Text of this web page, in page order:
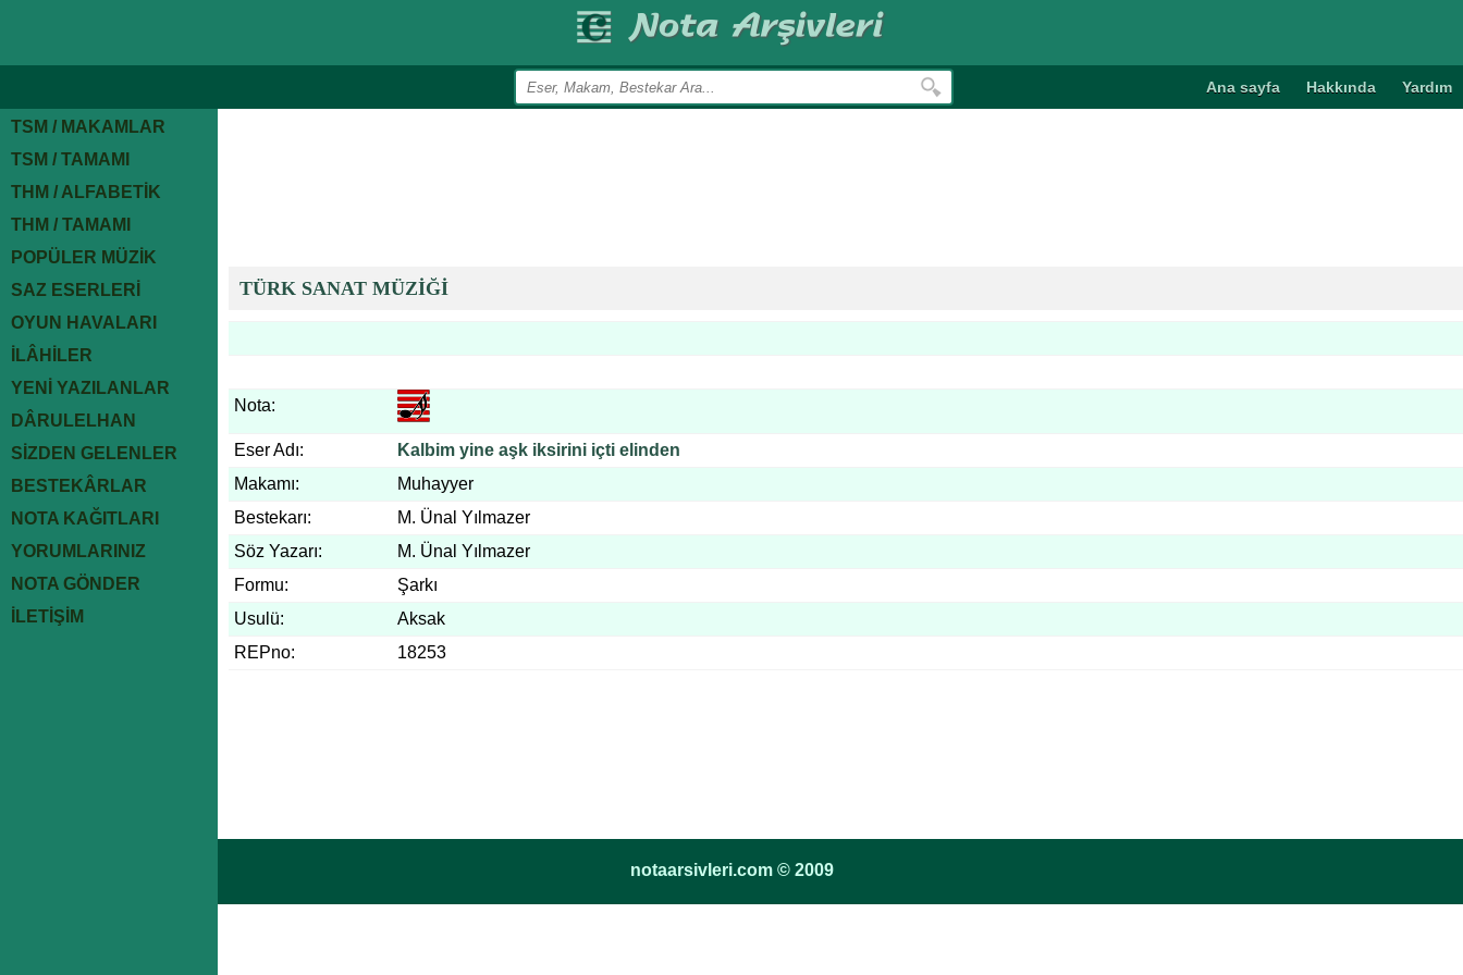
Ana sayfa Hakkında Yardım
TSM / MAKAMLAR
TSM / TAMAMI
THM / ALFABETİK
THM / TAMAMI
POPÜLER MÜZİK
SAZ ESERLERİ
OYUN HAVALARI
İLÂHİLER
YENİ YAZILANLAR
DÂRULELHAN
SİZDEN GELENLER
BESTEKÂRLAR
NOTA KAĞITLARI
YORUMLARINIZ
NOTA GÖNDER
İLETİŞİM
TÜRK SANAT MÜZİĞİ
Nota:
Eser Adı:
Kalbim yine aşk iksirini içti elinden
Makamı:
Muhayyer
Bestekarı:
M. Ünal Yılmazer
Söz Yazarı:
M. Ünal Yılmazer
Formu:
Şarkı
Usulü:
Aksak
REPno:
18253
notaarsivleri.com © 2009